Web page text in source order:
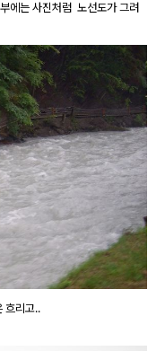
에는 사진처럼 노선도가 그려
흐리고..